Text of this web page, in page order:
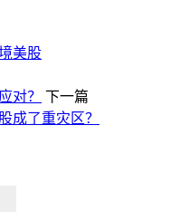
美股
对？
下一篇
成了重灾区？